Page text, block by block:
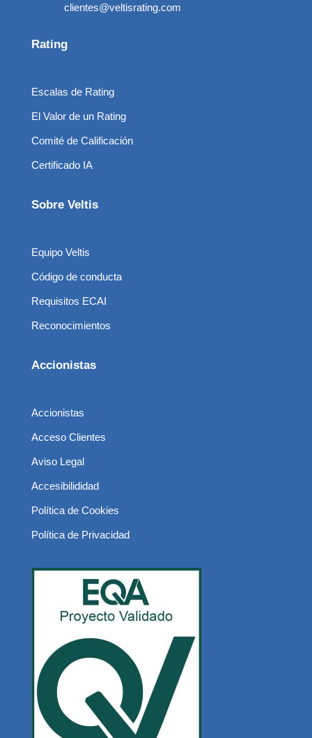
clientes@veltisrating.com
Rating
Escalas de Rating
El Valor de un Rating
Comité de Calificación
Certificado IA
Sobre Veltis
Equipo Veltis
Código de conducta
Requisitos ECAI
Reconocimientos
Accionistas
Accionistas
Acceso Clientes
Aviso Legal
Accesibilididad
Política de Cookies
Política de Privacidad